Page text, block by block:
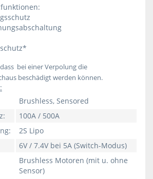
bei einer Verpolung die
beschädigt werden können.
Brushless, Sensored
100A / 500A
2S Lipo
6V / 7.4V bei 5A (Switch-Modus)
Brushless Motoren (mit u. ohne
Sensor)